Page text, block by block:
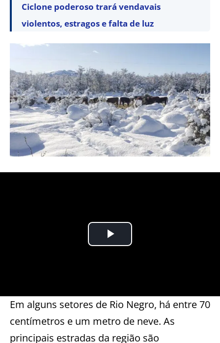
Ciclone poderoso trará vendavais
violentos, estragos e falta de luz
Em alguns setores de Rio Negro, há entre 70
centímetros e um metro de neve. As
principais estradas da região são